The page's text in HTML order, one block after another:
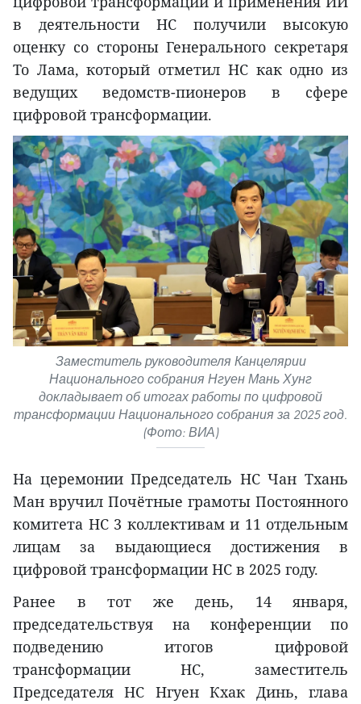
в деятельности НС получили высокую
оценку со стороны Генерального секретаря
То Лама, который отметил НС как одно из
ведущих ведомств-пионеров в сфере
цифровой трансформации.
Заместитель руководителя Канцелярии
Национального собрания Нгуен Мань Хунг
докладывает об итогах работы по цифровой
трансформации Национального собрания за 2025 год.
(Фото: ВИА)
На церемонии Председатель НС Чан Тхань
Ман вручил Почётные грамоты Постоянного
комитета НС 3 коллективам и 11 отдельным
лицам за выдающиеся достижения в
цифровой трансформации НС в 2025 году.
Ранее в тот же день, 14 января,
председательствуя на конференции по
подведению итогов цифровой
трансформации НС, заместитель
Председателя НС Нгуен Кхак Динь, глава